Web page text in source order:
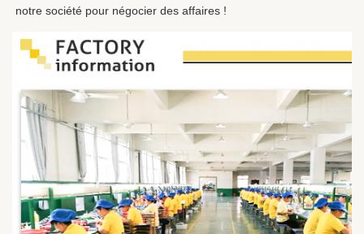
notre société pour négocier des affaires !